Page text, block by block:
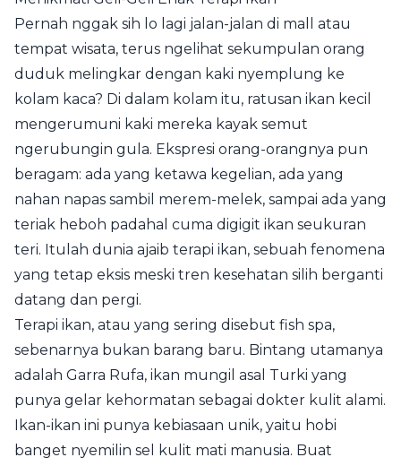
Pernah nggak sih lo lagi jalan-jalan di mall atau
tempat wisata, terus ngelihat sekumpulan orang
duduk melingkar dengan kaki nyemplung ke
kolam kaca? Di dalam kolam itu, ratusan ikan kecil
mengerumuni kaki mereka kayak semut
ngerubungin gula. Ekspresi orang-orangnya pun
beragam: ada yang ketawa kegelian, ada yang
nahan napas sambil merem-melek, sampai ada yang
teriak heboh padahal cuma digigit ikan seukuran
teri. Itulah dunia ajaib terapi ikan, sebuah fenomena
yang tetap eksis meski tren kesehatan silih berganti
datang dan pergi.
Terapi ikan, atau yang sering disebut fish spa,
sebenarnya bukan barang baru. Bintang utamanya
adalah Garra Rufa, ikan mungil asal Turki yang
punya gelar kehormatan sebagai dokter kulit alami.
Ikan-ikan ini punya kebiasaan unik, yaitu hobi
banget nyemilin sel kulit mati manusia. Buat